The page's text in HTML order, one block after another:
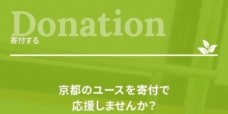
Donation
寄付する
京都のユースを寄付で
応援しませんか？